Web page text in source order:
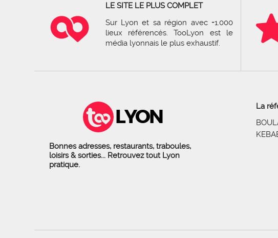
LE SITE LE PLUS COMPLET
Sur Lyon et sa région avec +1.000
lieux référencés. TooLyon est le
média lyonnais le plus exhaustif.
LYON
Bonnes adresses, restaurants, traboules,
loisirs & sorties... Retrouvez tout Lyon
pratique.
La